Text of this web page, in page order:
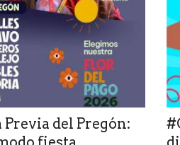
Previa del Pregón: